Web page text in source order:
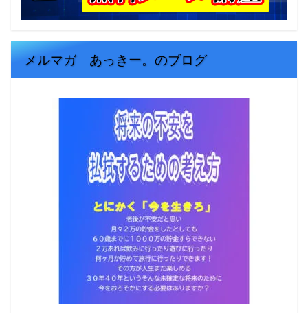
メルマガ あっきー。のブログ